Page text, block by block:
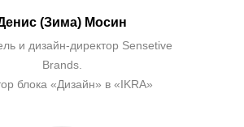
(Зима) Мосин
и дизайн-директор Sensetive
Brands.
блока «Дизайн» в «IKRA»